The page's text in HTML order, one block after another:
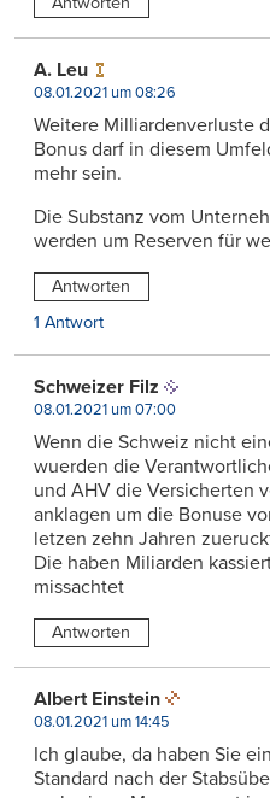
A. Leu
08.01.2021 um 08:26
Weitere Milliardenverluste
Bonus darf in diesem
mehr sein.
Die Substanz vom
werden um Reserven für
Antworten
1 Antwort
Schweizer Filz
08.01.2021 um 07:00
Wenn die Schweiz nicht
wuerden die
und AHV die Versicherten
anklagen um die Bonuse
letzen zehn Jahren
Die haben Miliarden
missachtet
Antworten
Albert Einstein
08.01.2021 um 14:45
Ich glaube, da haben Sie
Standard nach der